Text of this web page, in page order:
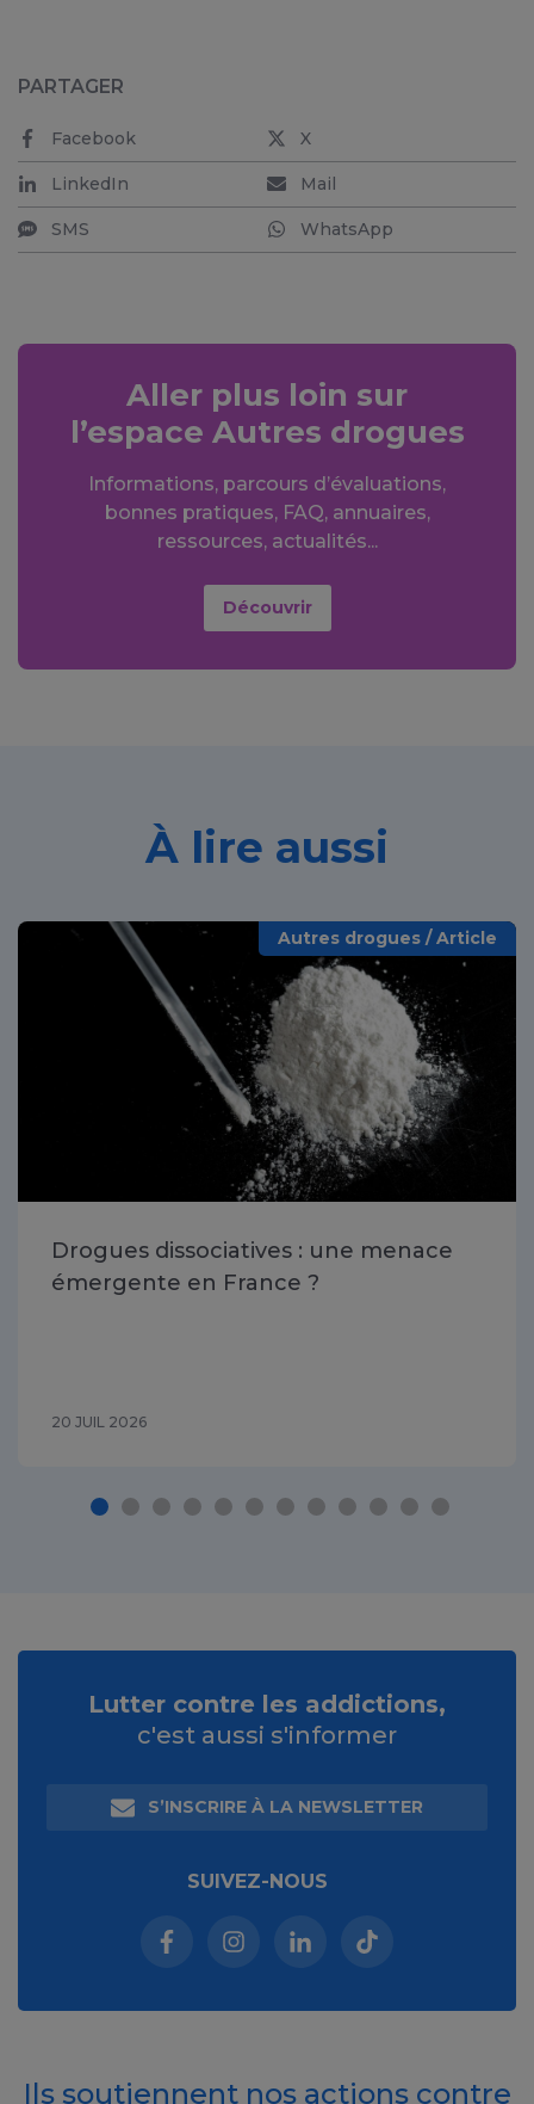
PARTAGER
Facebook X
LinkedIn Mail
SMS WhatsApp
Aller plus loin sur
l’espace Autres drogues
Informations, parcours d’évaluations,
bonnes pratiques, FAQ, annuaires,
ressources, actualités...
Découvrir
À lire aussi
Autres drogues / Article
Drogues dissociatives : une menace
émergente en France ?
20 JUIL 2026
Lutter contre les addictions,
c'est aussi s'informer
S’INSCRIRE À LA NEWSLETTER
SUIVEZ-NOUS
Facebook (nouvelle fenêtre)
Instagram (nouvelle fenêtre)
Linkedin (nouvelle
Tiktok (nouvelle
Ils soutiennent nos actions contre